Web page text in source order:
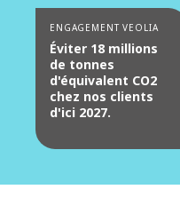
ENGAGEMENT VEOLIA
Éviter 18 millions
de tonnes
d'équivalent CO2
chez nos clients
d'ici 2027.